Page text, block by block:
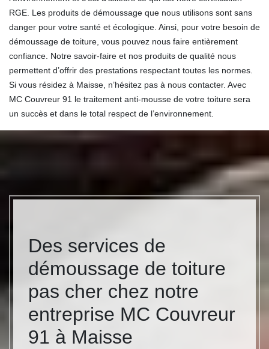
RGE. Les produits de démoussage que nous utilisons sont sans
danger pour votre santé et écologique. Ainsi, pour votre besoin de
démoussage de toiture, vous pouvez nous faire entièrement
confiance. Notre savoir-faire et nos produits de qualité nous
permettent d’offrir des prestations respectant toutes les normes.
Si vous résidez à Maisse, n’hésitez pas à nous contacter. Avec
MC Couvreur 91 le traitement anti-mousse de votre toiture sera
un succès et dans le total respect de l’environnement.
Des services de
démoussage de toiture
pas cher chez notre
entreprise MC Couvreur
91 à Maisse